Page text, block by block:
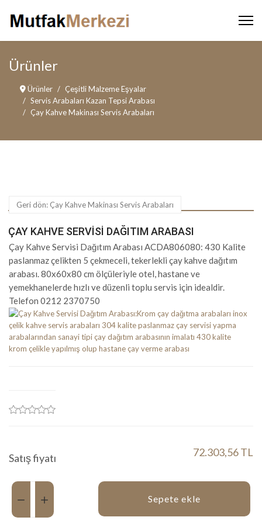
Ürünler
Ürünler
Çeşitli Malzeme Eşyalar
Servis Arabaları Kazan Tepsi Arabası
Çay Kahve Makinası Servis Arabaları
Geri dön: Çay Kahve Makinası Servis Arabaları
ÇAY KAHVE SERVISI DAĞITIM ARABASI
Çay Kahve Servisi Dağıtım Arabası ACDA806080: 430 Kalite
paslanmaz çelikten 5 çekmeceli, tekerlekli çay kahve dağıtım
arabası. 80x60x80 cm ölçüleriyle otel, hastane ve
yemekhanelerde hızlı ve düzenli toplu servis için idealdir.
Telefon 0212 2370750
Satış fiyatı 72.303,56 TL
Miktar:
Sepete ekle